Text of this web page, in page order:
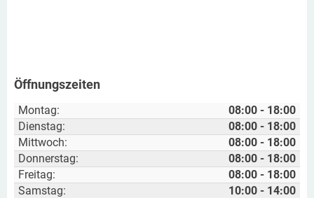
Öffnungszeiten
Montag:
08:00 - 18:00
Dienstag:
08:00 - 18:00
Mittwoch:
08:00 - 18:00
Donnerstag:
08:00 - 18:00
Freitag:
08:00 - 18:00
Samstag:
10:00 - 14:00